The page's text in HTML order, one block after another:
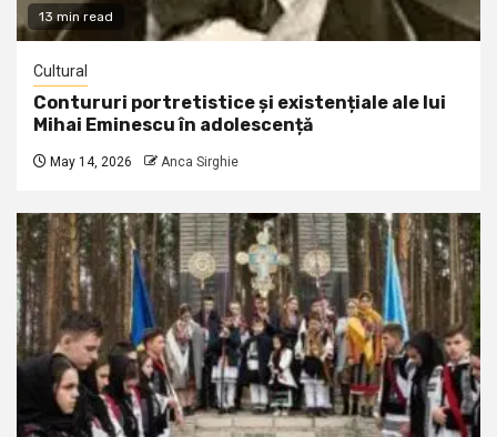
13 min read
Cultural
Contururi portretistice și existențiale ale lui
Mihai Eminescu în adolescență
May 14, 2026 Anca Sirghie